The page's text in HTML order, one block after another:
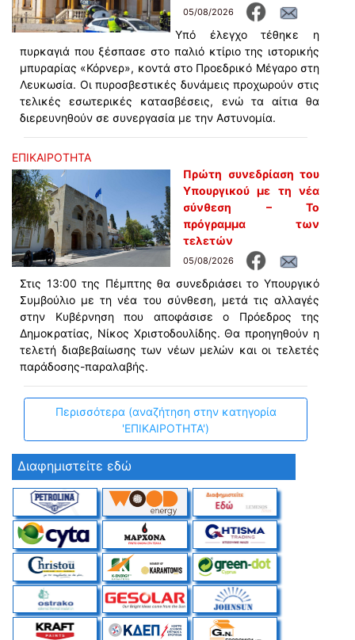
05/08/2026
Υπό έλεγχο τέθηκε η
πυρκαγιά που ξέσπασε στο παλιό κτίριο της ιστορικής
μπυραρίας «Κόρνερ», κοντά στο Προεδρικό Μέγαρο στη
Λευκωσία. Οι πυροσβεστικές δυνάμεις προχωρούν στις
τελικές εσωτερικές κατασβέσεις, ενώ τα αίτια θα
διερευνηθούν σε συνεργασία με την Αστυνομία.
ΕΠΙΚΑΙΡΟΤΗΤΑ
Πρώτη συνεδρίαση του
Υπουργικού με τη νέα
σύνθεση – Το
πρόγραμμα των
τελετών
05/08/2026
Στις 13:00 της Πέμπτης θα συνεδριάσει το Υπουργικό
Συμβούλιο με τη νέα του σύνθεση, μετά τις αλλαγές
στην Κυβέρνηση που αποφάσισε ο Πρόεδρος της
Δημοκρατίας, Νίκος Χριστοδουλίδης. Θα προηγηθούν η
τελετή διαβεβαίωσης των νέων μελών και οι τελετές
παράδοσης-παραλαβής.
Περισσότερα (αναζήτηση στην κατηγορία
'ΕΠΙΚΑΙΡΟΤΗΤΑ')
Διαφημιστείτε εδώ